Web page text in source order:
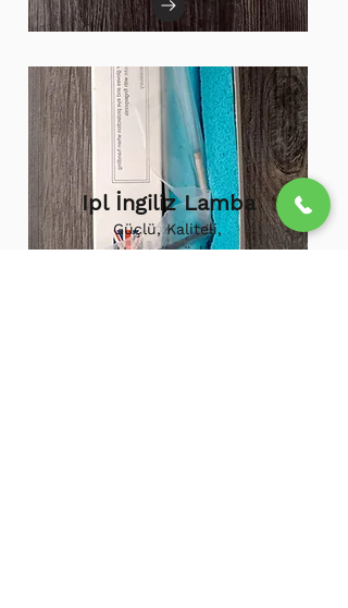
Ipl İngiliz Lamba
Güçlü, Kaliteli,
Uzun ömürlü,